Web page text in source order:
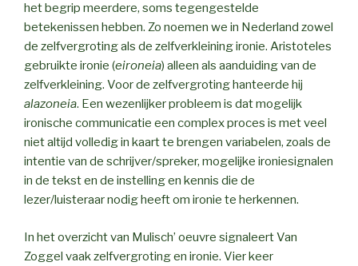
het begrip meerdere, soms tegengestelde
betekenissen hebben. Zo noemen we in Nederland zowel
de zelfvergroting als de zelfverkleining ironie. Aristoteles
gebruikte ironie (eironeia) alleen als aanduiding van de
zelfverkleining. Voor de zelfvergroting hanteerde hij
alazoneia. Een wezenlijker probleem is dat mogelijk
ironische communicatie een complex proces is met veel
niet altijd volledig in kaart te brengen variabelen, zoals de
intentie van de schrijver/spreker, mogelijke ironiesignalen
in de tekst en de instelling en kennis die de
lezer/luisteraar nodig heeft om ironie te herkennen.
In het overzicht van Mulisch’ oeuvre signaleert Van
Zoggel vaak zelfvergroting en ironie. Vier keer